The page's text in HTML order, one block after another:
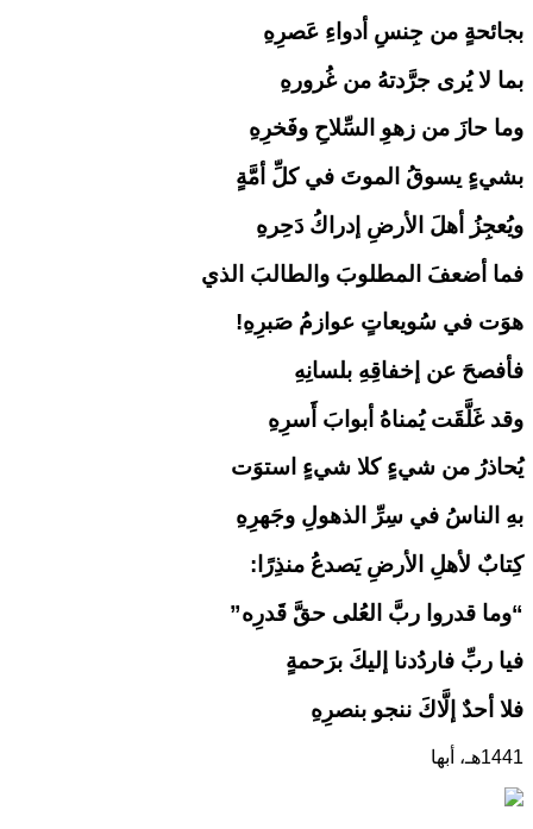
بجائحةٍ من جِنسِ أدواءِ عَصرِهِ
بما لا يُرى جرَّدتهُ من غُرورهِ
وما حازَ من زهوِ السِّلاحِ وفَخرِهِ
بشيءٍ يسوقُ الموتَ في كلِّ أمَّةٍ
ويُعجِزُ أهلَ الأرضِ إدراكُ دَحِرهِ
فما أضعفَ المطلوبَ والطالبَ الذي
هوَت في سُويعاتٍ عوازمُ صَبرِهِ!
فأفصحَ عن إخفاقِهِ بلسانِهِ
وقد غَلَّقَت يُمناهُ أبوابَ أَسرِهِ
يُحاذرُ من شيءٍ كلا شيءٍ استوَت
بهِ الناسُ في سِرِّ الذهولِ وجَهرِهِ
كِتابٌ لأهلِ الأرضِ يَصدعُ منذِرًا:
“وما قدروا ربَّ العُلى حقَّ قَدرِه”
فيا ربِّ فاردُدنا إليكَ برَحمةٍ
فلا أحدٌ إلَّاكَ ننجو بنصرِهِ
1441هـ، أبها